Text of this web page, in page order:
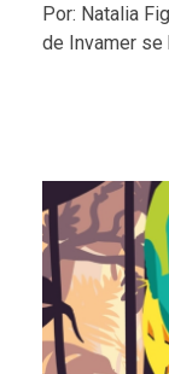
Por: Natalia
de Invamer se